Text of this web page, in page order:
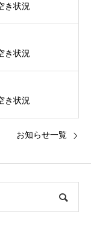
き状況
き状況
き状況
お知らせ一覧